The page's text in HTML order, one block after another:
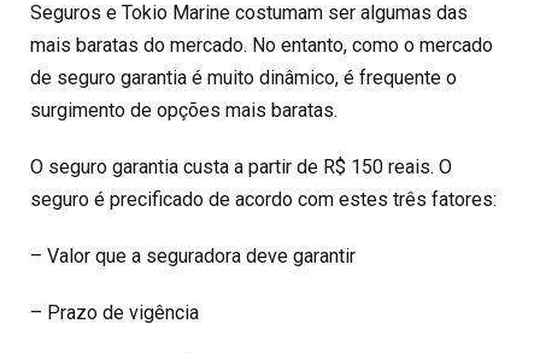
Seguros e Tokio Marine costumam ser algumas das
mais baratas do mercado. No entanto, como o mercado
de seguro garantia é muito dinâmico, é frequente o
surgimento de opções mais baratas.
O seguro garantia custa a partir de R$ 150 reais. O
seguro é precificado de acordo com estes três fatores:
– Valor que a seguradora deve garantir
– Prazo de vigência